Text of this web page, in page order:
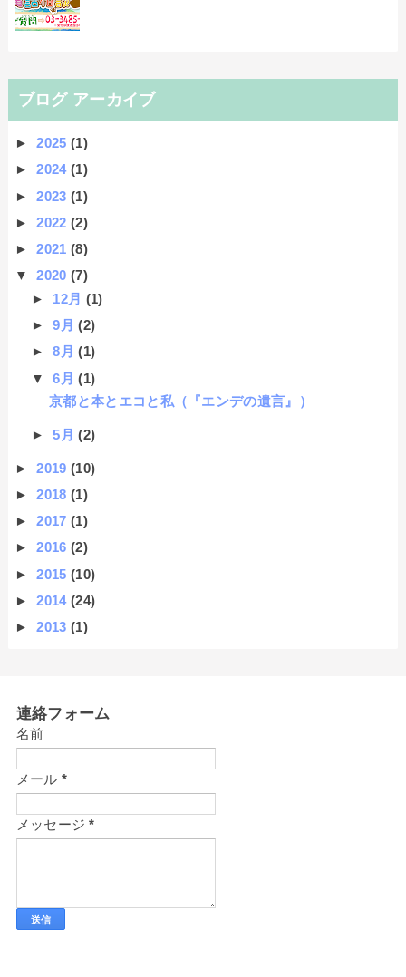
ブログ アーカイブ
►2025(1)
►2024(1)
►2023(1)
►2022(2)
►2021(8)
▼2020(7)
► 12月 (1)
►9月(2)
►8月(1)
▼6月(1)
京都と本とエコと私（『エンデの遺言』）
►5月(2)
►2019(10)
►2018(1)
►2017(1)
►2016(2)
►2015(10)
►2014(24)
►2013(1)
連絡フォーム
名前
メール *
メッセージ*